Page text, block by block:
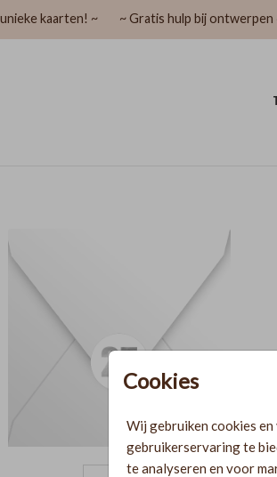
kaarten! ~ ~ Gratis hulp bij ontwerpen
Cookies
Wij gebruiken cookies
gebruikerservaring te
te analyseren en voor